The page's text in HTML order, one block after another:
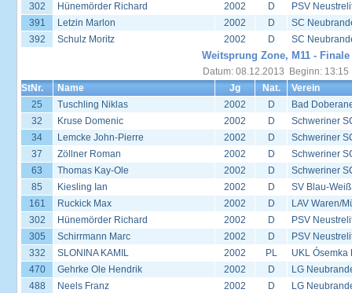
302
Hünemörder Richard 2002 D
PSV
391
Letzin Marlon 2002 D
SC
392
Schulz Moritz 2002 D SC
Weitsprung Zone, M11 - Finale
Datum: 08.12.2013 Beginn: 13:15
StNr.
Name Jg Nat.
Verein
25
Tuschling Niklas 2002 D
Bad
32
Kruse Domenic 2002 D
Schweriner
34
Lemcke John-Pierre 2002 D
Schweriner
37
Zöllner Roman 2002 D
Schweriner
63
Thomas Kay-Ole 2002 D
Schweriner
85
Kiesling Ian 2002 D
SV Blau-
161
Ruckick Max 2002 D
LAV Waren/
302
Hünemörder Richard 2002 D
PSV
305
Schirrmann Marc 2002 D
PSV
332
SLONINA KAMIL 2002 PL
UKL Ósemka
470
Gehrke Ole Hendrik 2002 D
LG
488
Neels Franz 2002 D
LG